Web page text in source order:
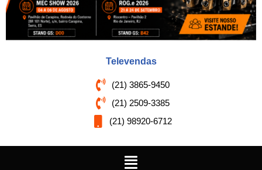
Televendas
(21) 3865-9450
(21) 2509-3385
(21) 98920-6712